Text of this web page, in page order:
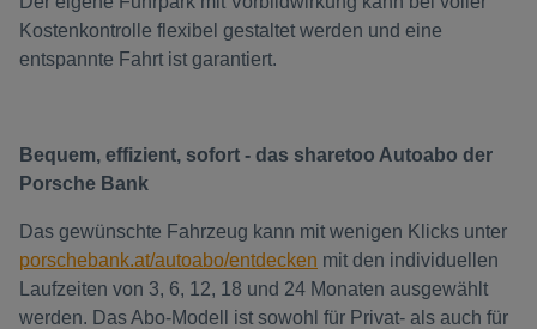
Kostenkontrolle flexibel gestaltet werden und eine
entspannte Fahrt ist garantiert.
Bequem, effizient, sofort - das sharetoo Autoabo der
Porsche Bank
Das gewünschte Fahrzeug kann mit wenigen Klicks unter
porschebank.at/autoabo/entdecken mit den individuellen
Laufzeiten von 3, 6, 12, 18 und 24 Monaten ausgewählt
werden. Das Abo-Modell ist sowohl für Privat- als auch für